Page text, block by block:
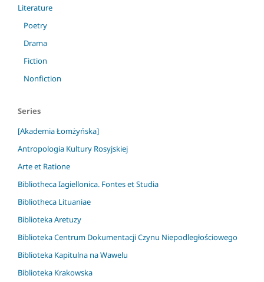
Literature
Poetry
Drama
Fiction
Nonfiction
Series
[Akademia Łomżyńska]
Antropologia Kultury Rosyjskiej
Arte et Ratione
Bibliotheca Iagiellonica. Fontes et Studia
Bibliotheca Lituaniae
Biblioteka Aretuzy
Biblioteka Centrum Dokumentacji Czynu Niepodległościowego
Biblioteka Kapitulna na Wawelu
Biblioteka Krakowska